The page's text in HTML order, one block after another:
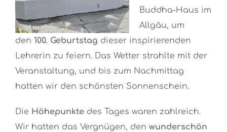
Buddha-Haus im
Allgäu, um
den 100. Geburtstag dieser inspirierenden
Lehrerin zu feiern. Das Wetter strahlte mit der
Veranstaltung, und bis zum Nachmittag
hatten wir den schönsten Sonnenschein.
Die Höhepunkte des Tages waren zahlreich.
Wir hatten das Vergnügen, den wunderschön